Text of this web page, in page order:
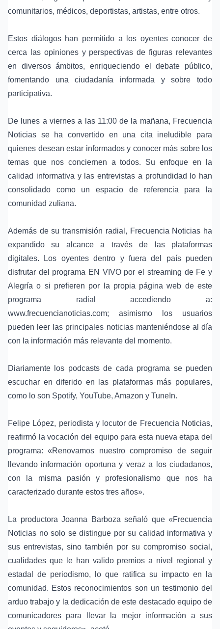
comunitarios, médicos, deportistas, artistas, entre otros.
Estos diálogos han permitido a los oyentes conocer de
cerca las opiniones y perspectivas de figuras relevantes
en diversos ámbitos, enriqueciendo el debate público,
fomentando una ciudadanía informada y sobre todo
participativa.
De lunes a viernes a las 11:00 de la mañana, Frecuencia
Noticias se ha convertido en una cita ineludible para
quienes desean estar informados y conocer más sobre los
temas que nos conciernen a todos. Su enfoque en la
calidad informativa y las entrevistas a profundidad lo han
consolidado como un espacio de referencia para la
comunidad zuliana.
Además de su transmisión radial, Frecuencia Noticias ha
expandido su alcance a través de las plataformas
digitales. Los oyentes dentro y fuera del país pueden
disfrutar del programa EN VIVO por el streaming de Fe y
Alegría o si prefieren por la propia página web de este
programa radial accediendo a:
www.frecuencianoticias.com; asimismo los usuarios
pueden leer las principales noticias manteniéndose al día
con la información más relevante del momento.
Diariamente los podcasts de cada programa se pueden
escuchar en diferido en las plataformas más populares,
como lo son Spotify, YouTube, Amazon y TuneIn.
Felipe López, periodista y locutor de Frecuencia Noticias,
reafirmó la vocación del equipo para esta nueva etapa del
programa: «Renovamos nuestro compromiso de seguir
llevando información oportuna y veraz a los ciudadanos,
con la misma pasión y profesionalismo que nos ha
caracterizado durante estos tres años».
La productora Joanna Barboza señaló que «Frecuencia
Noticias no solo se distingue por su calidad informativa y
sus entrevistas, sino también por su compromiso social,
cualidades que le han valido premios a nivel regional y
estadal de periodismo, lo que ratifica su impacto en la
comunidad. Estos reconocimientos son un testimonio del
arduo trabajo y la dedicación de este destacado equipo de
comunicadores para llevar la mejor información a sus